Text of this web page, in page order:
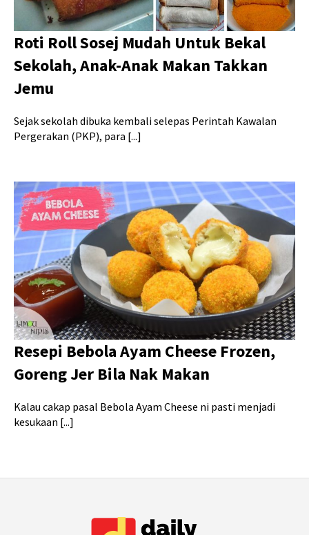
Roti Roll Sosej Mudah Untuk Bekal
Sekolah, Anak-Anak Makan Takkan
Jemu
Sejak sekolah dibuka kembali selepas Perintah Kawalan
Pergerakan (PKP), para [...]
Resepi Bebola Ayam Cheese Frozen,
Goreng Jer Bila Nak Makan
Kalau cakap pasal Bebola Ayam Cheese ni pasti menjadi
kesukaan [...]